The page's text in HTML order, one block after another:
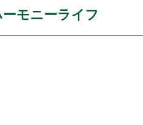
モニーライフ